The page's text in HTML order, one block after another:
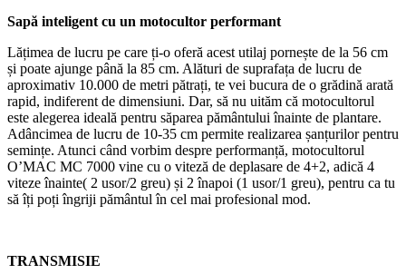
Sapă inteligent cu un motocultor performant
Lățimea de lucru pe care ți-o oferă acest utilaj pornește de la 56 cm
și poate ajunge până la 85 cm. Alături de suprafața de lucru de
aproximativ 10.000 de metri pătrați, te vei bucura de o grădină arată
rapid, indiferent de dimensiuni. Dar, să nu uităm că motocultorul
este alegerea ideală pentru săparea pământului înainte de plantare.
Adâncimea de lucru de 10-35 cm permite realizarea șanțurilor pentru
semințe. Atunci când vorbim despre performanță, motocultorul
O’MAC MC 7000 vine cu o viteză de deplasare de 4+2, adică 4
viteze înainte( 2 usor/2 greu) și 2 înapoi (1 usor/1 greu), pentru ca tu
să îți poți îngriji pământul în cel mai profesional mod.
TRANSMISIE